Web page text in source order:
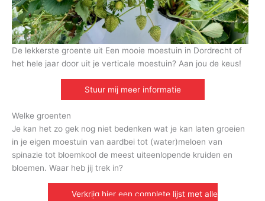
De lekkerste groente uit Een mooie moestuin in Dordrecht of
het hele jaar door uit je verticale moestuin? Aan jou de keus!
Stuur mij meer informatie
Welke groenten
Je kan het zo gek nog niet bedenken wat je kan laten groeien
in je eigen moestuin van aardbei tot (water)meloen van
spinazie tot bloemkool de meest uiteenlopende kruiden en
bloemen. Waar heb jij trek in?
Verkrijg hier een complete lijst met alle